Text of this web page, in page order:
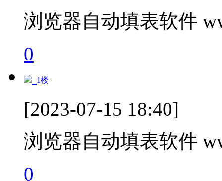
浏览器自动填表软件
0
1楼
[2023-07-15 18:40]
浏览器自动填表软件
0